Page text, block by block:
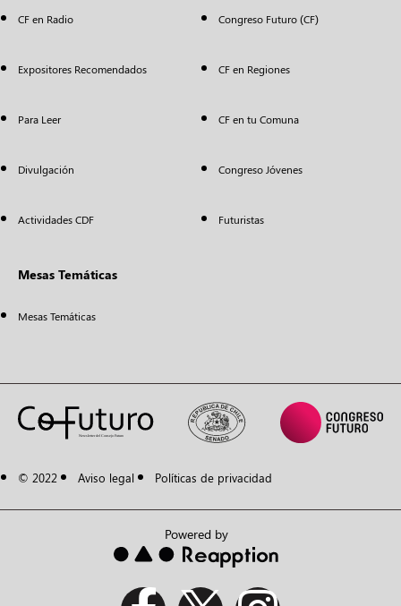
CF en Radio
Expositores Recomendados
Para Leer
Divulgación
Actividades CDF
Congreso Futuro (CF)
CF en Regiones
CF en tu Comuna
Congreso Jóvenes
Futuristas
Mesas Temáticas
Mesas Temáticas
© 2022 Aviso legal Políticas de privacidad
Powered by